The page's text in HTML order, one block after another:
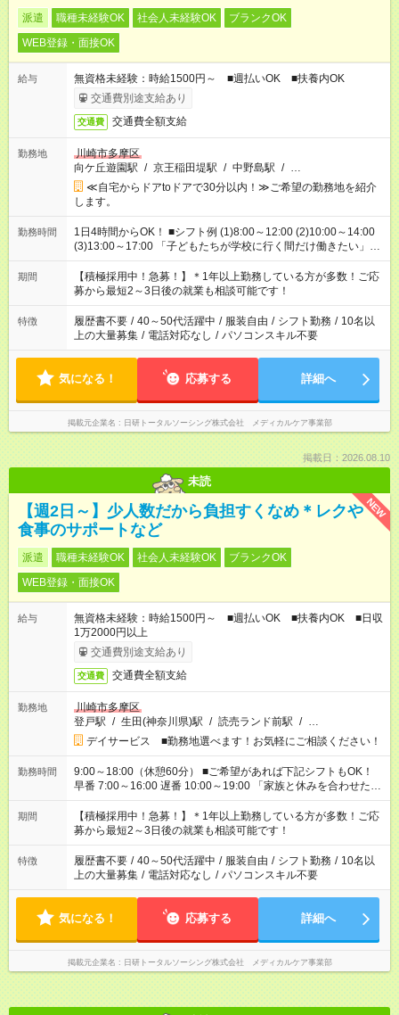
派遣 職種未経験OK 社会人未経験OK
ブランクOK
WEB登録・面接OK
給与
無資格未経験：時給1500円～ ■週払いOK ■扶養内OK
交通費別途支給あり
交通費 交通費全額支給
勤務地
川崎市多摩区
向ケ丘遊園駅 / 京王稲田堤駅 / 中野島駅 / …
≪自宅からドアtoドアで30分以内！≫ご希望の勤務地を紹介
します。
勤務時間
1日4時間からOK！ ■シフト例 (1)8:00～12:00 (2)10:00～14:00
(3)13:00～17:00 「子どもたちが学校に行く間だけ働きたい」
「余裕を持って夕飯の準備がしたい」 「午前中は働いて、午後
はプライベートの時間にしたい」 など、ご希望を教えてくださ
いね。 ※Wワーク希望の方へ 今ご覧のお仕事で希望する勤務時
間と、もう1つのお仕事の勤務時間。 合計で週40時間を超える
場合は応募できません。
期間
【積極採用中！急募！】＊1年以上勤務している方が多数！ご応
募から最短2～3日後の就業も相談可能です！
特徴 履歴書不要 / 40～50代活躍中 / 服装自由 / シフト勤務 / 10名以
上の大量募集 / 電話対応なし / パソコンスキル不要
気になる！ 応募する 詳細へ
掲載元企業名 日研トータルソーシング株式会社 メディカルケア事業部
掲載日：2026.08.10
未読
NEW
【週2日～】少人数だから負担すくなめ＊レクや
食事のサポートなど
派遣 職種未経験OK 社会人未経験OK
ブランクOK
WEB登録・面接OK
給与
無資格未経験：時給1500円～ ■週払いOK ■扶養内OK ■日収
1万2000円以上
交通費別途支給あり
交通費 交通費全額支給
勤務地
川崎市多摩区
登戸駅 / 生田(神奈川県)駅 / 読売ランド前駅 / …
デイサービス ■勤務地選べます！お気軽にご相談ください！
勤務時間
9:00～18:00（休憩60分） ■ご希望があれば下記シフトもOK！
早番 7:00～16:00 遅番 10:00～19:00 「家族と休みを合わせた
い」 「余裕を持って夕飯の準備がしたい」 「できれば残業はし
たくない」 など、ご希望を教えてくださいね。 ※Wワーク希望
の方へ 今ご覧のお仕事で希望する勤務時間と、もう1つのお仕事
の勤務時間。 合計で週40時間を超える場合は応募できません。
期間
【積極採用中！急募！】＊1年以上勤務している方が多数！ご応
募から最短2～3日後の就業も相談可能です！
特徴 履歴書不要 / 40～50代活躍中 / 服装自由 / シフト勤務 / 10名以
上の大量募集 / 電話対応なし / パソコンスキル不要
気になる！ 応募する 詳細へ
掲載元企業名 日研トータルソーシング株式会社 メディカルケア事業部